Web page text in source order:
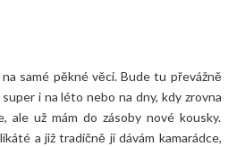
samé pěkné věci. Bude tu převážně
i na léto nebo na dny, kdy zrovna
už mám do zásoby nové kousky.
a již tradičně ji dávám kamarádce,